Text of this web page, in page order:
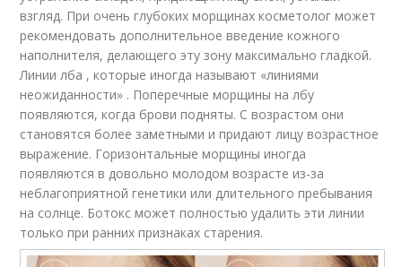
взгляд. При очень глубоких морщинах косметолог может
рекомендовать дополнительное введение кожного
наполнителя, делающего эту зону максимально гладкой.
Линии лба , которые иногда называют «линиями
неожиданности» . Поперечные морщины на лбу
появляются, когда брови подняты. С возрастом они
становятся более заметными и придают лицу возрастное
выражение. Горизонтальные морщины иногда
появляются в довольно молодом возрасте из-за
неблагоприятной генетики или длительного пребывания
на солнце. Ботокс может полностью удалить эти линии
только при ранних признаках старения.